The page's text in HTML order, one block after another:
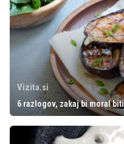
Vizita.si
6 razlogov, zakaj bi moral